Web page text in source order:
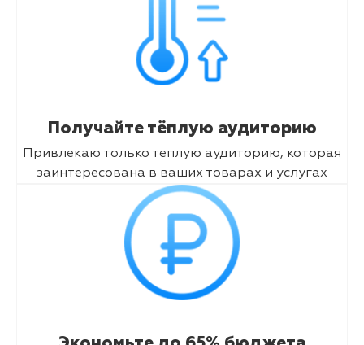
Получайте тёплую аудиторию
Привлекаю только теплую аудиторию, которая
заинтересована в ваших товарах и услугах